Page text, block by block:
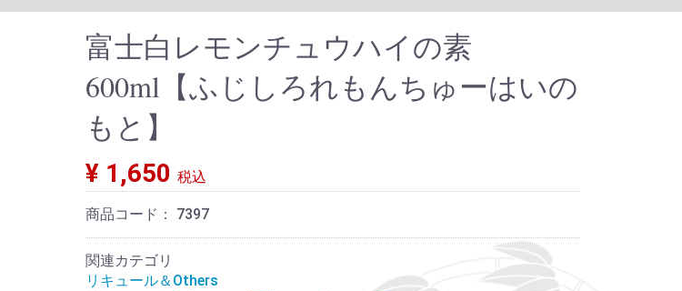
富士白レモンチュウハイの素
600ml【ふじしろれもんちゅーはいの
もと】
¥ 1,650 税込
商品コード： 7397
関連カテゴリ
リキュール＆Others